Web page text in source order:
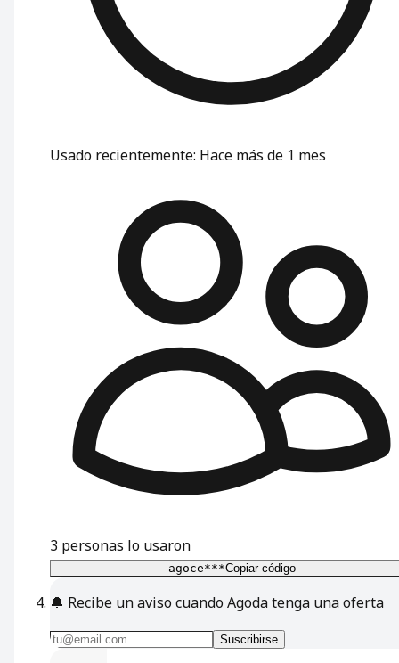
Usado recientemente: Hace más de 1 mes
3 personas lo usaron
agoce***Copiar código
🔔 Recibe un aviso cuando Agoda tenga una oferta
Suscribirse